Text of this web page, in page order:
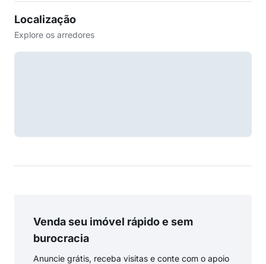
Localização
Explore os arredores
Venda seu imóvel rápido e sem
burocracia
Anuncie grátis, receba visitas e conte com o apoio